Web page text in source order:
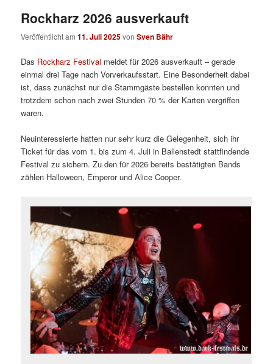
Rockharz 2026 ausverkauft
Veröffentlicht am11. Juli 2025vonSven Bähr
Das Rockharz Festival meldet für 2026 ausverkauft – gerade
einmal drei Tage nach Vorverkaufsstart. Eine Besonderheit dabei
ist, dass zunächst nur die Stammgäste bestellen konnten und
trotzdem schon nach zwei Stunden 70 % der Karten vergriffen
waren.
Neuinteressierte hatten nur sehr kurz die Gelegenheit, sich ihr
Ticket für das vom 1. bis zum 4. Juli in Ballenstedt stattfindende
Festival zu sichern. Zu den für 2026 bereits bestätigten Bands
zählen Halloween, Emperor und Alice Cooper.